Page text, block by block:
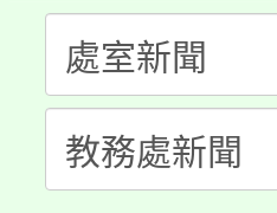
程，歡迎
心理、諮
系所師生
縣市「校
門員」簡
踴躍報名
要點
「桃園市
展演活動
115年度
義教育推